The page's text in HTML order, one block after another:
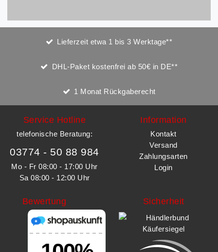
Lieferzeit etwa 1 bis 3 Werktage**
DHL-Paket kostenfrei ab 50€ in DE**
1 Monat Rückgaberecht
Service Hotline
telefonische Beratung:
03774 - 50 88 984
Mo - Fr 08:00 - 17:00 Uhr
Sa 08:00 - 12:00 Uhr
Information
Kontakt
Versand
Zahlungsarten
Login
Bewertung Sicherheit